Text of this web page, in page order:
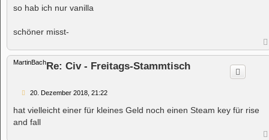
so hab ich nur vanilla
schöner misst-
MartinBachRe: Civ - Freitags-Stammtisch
B
i
t
20. Dezember 2018, 21:22
hat vielleicht einer für kleines Geld noch einen Steam key für rise
and fall